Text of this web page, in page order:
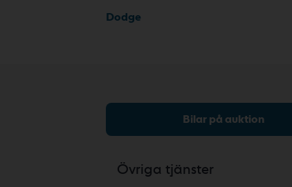
Dodge
Bilar på auktion
Övriga tjänster